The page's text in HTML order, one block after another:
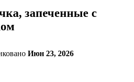
запеченные с
Июн 23, 2026